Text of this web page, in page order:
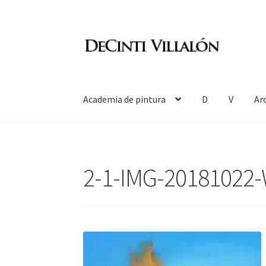
Academia de pintura D V
2-1-IMG-